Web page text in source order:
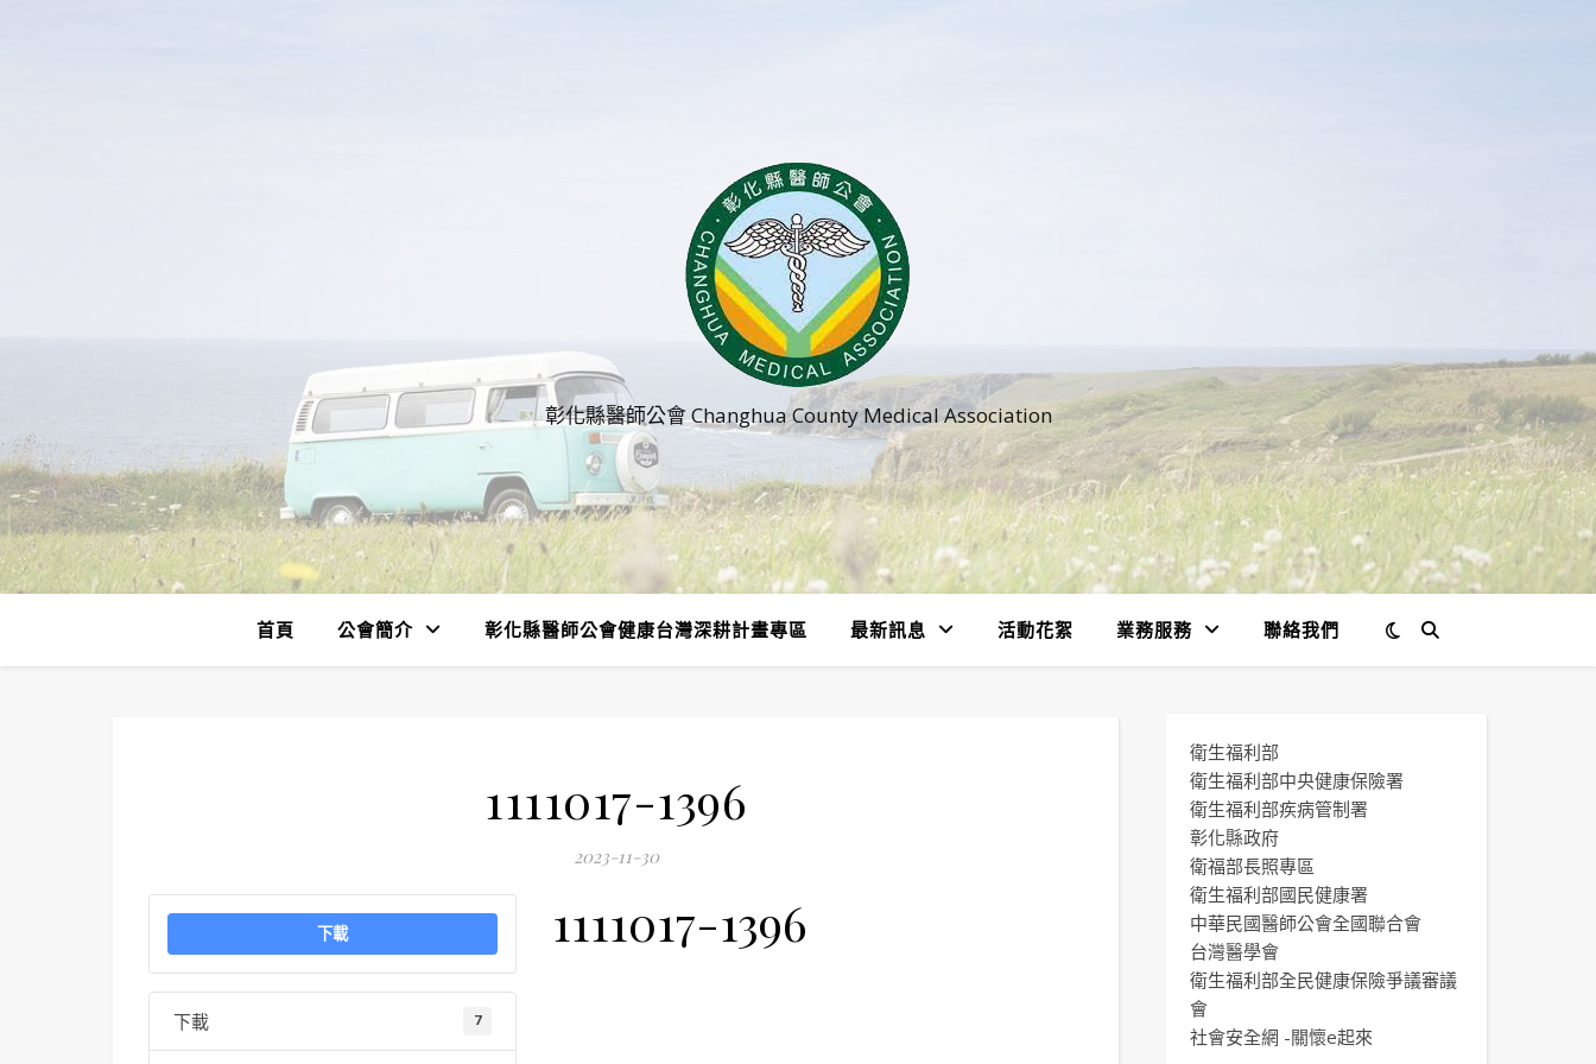
彰化縣醫師公會 Changhua County Medical Association
首頁 公會簡介 彰化縣醫師公會健康台灣深耕計畫專區 最新訊息 活動花絮 業務服務 聯絡我們
1111017-1396
2023-11-30
下載
下載 7
1111017-1396
衛生福利部
衛生福利部中央健康保險署
衛生福利部疾病管制署
彰化縣政府
衛福部長照專區
衛生福利部國民健康署
中華民國醫師公會全國聯合會
台灣醫學會
衛生福利部全民健康保險爭議審議
會
社會安全網 -關懷e起來